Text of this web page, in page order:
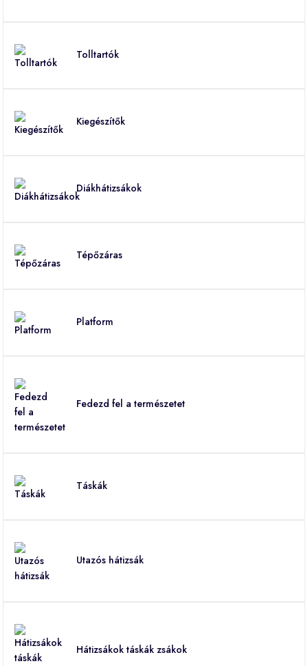
Tolltartók
Kiegészítők
Diákhátizsákok
Tépőzáras
Platform
Fedezd fel a természetet
Táskák
Utazós hátizsák
Hátizsákok táskák zsákok